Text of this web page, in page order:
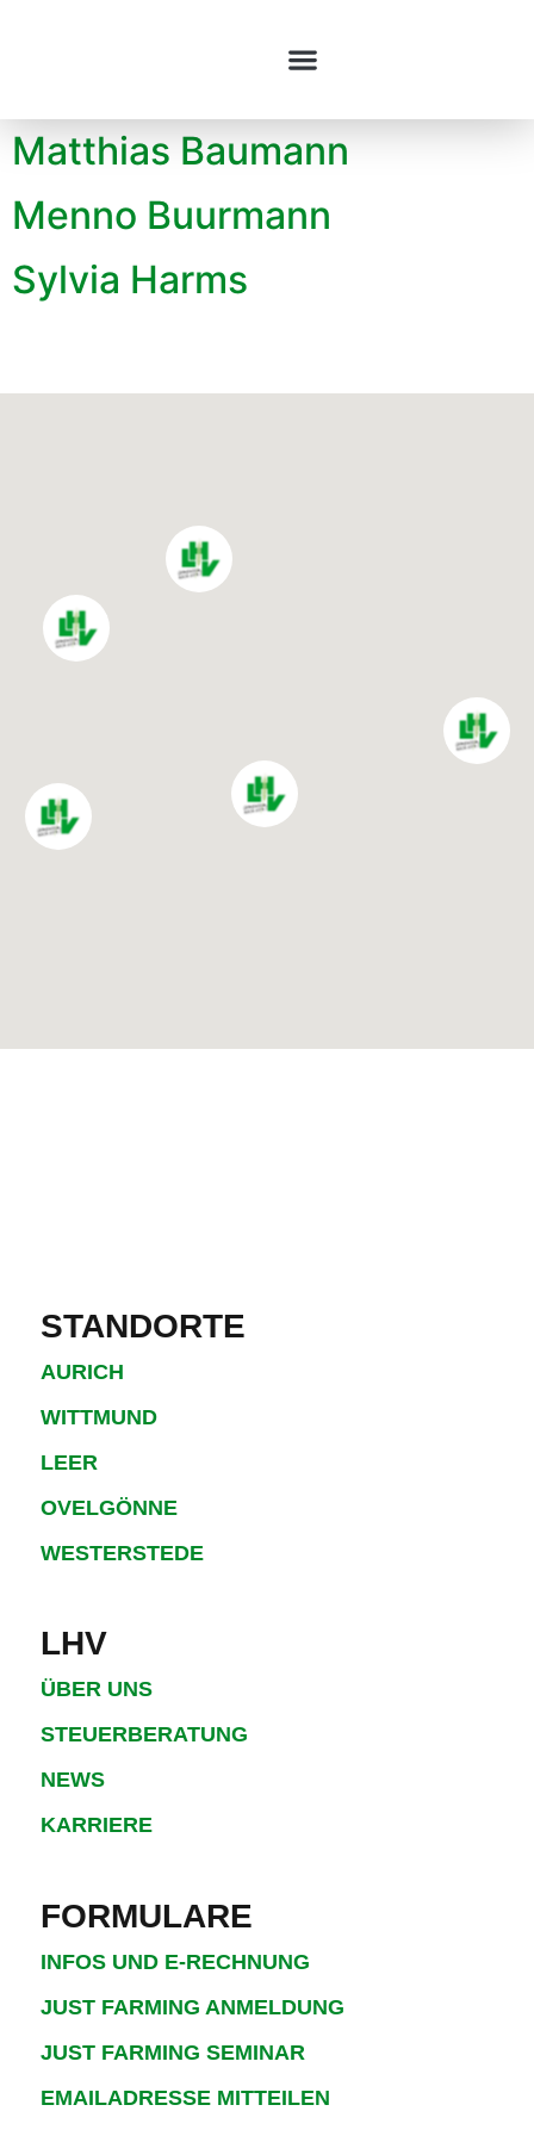
Matthias Baumann
Menno Buurmann
Sylvia Harms
STANDORTE
AURICH
WITTMUND
LEER
OVELGÖNNE
WESTERSTEDE
LHV
ÜBER UNS
STEUERBERATUNG
NEWS
KARRIERE
FORMULARE
INFOS UND E-RECHNUNG
JUST FARMING ANMELDUNG
JUST FARMING SEMINAR
EMAILADRESSE MITTEILEN